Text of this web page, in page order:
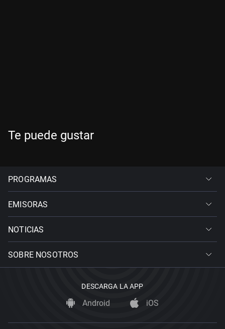
Te puede gustar
PROGRAMAS
EMISORAS
NOTICIAS
SOBRE NOSOTROS
DESCARGA LA APP
Android iOS